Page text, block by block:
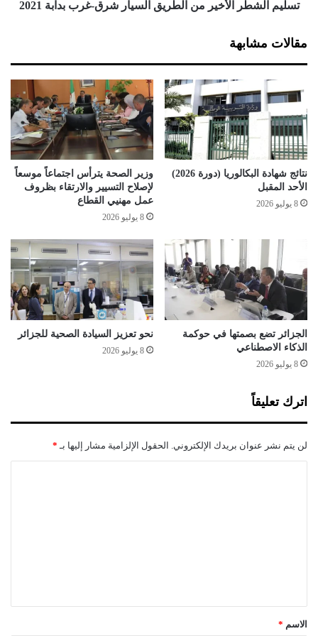
0
2
ف
ي
ا
ل
م
ك
ز
1
ع
ا
م
ا
أ
خ
ر
م
ن
ا
ل
ط
ر
ي
ي
ا
ر
ش
ر
ق
-
ب
ب
ا
تسليم الشطر الأخير من الطريق السيار شرق-غرب بدابة 2021
مقالات مشابهة
نتائج شهادة البكالوريا (دورة 2026)
الأحد المقبل
8 يوليو 2026
وزير الصحة يترأس اجتماعاً موسعاً
لإصلاح التسيير والارتقاء بظروف
عمل مهنيي القطاع
8 يوليو 2026
الجزائر تضع بصمتها في حوكمة
الذكاء الاصطناعي
8 يوليو 2026
نحو تعزيز السيادة الصحية للجزائر
8 يوليو 2026
اترك تعليقاً
لن يتم نشر عنوان بريدك الإلكتروني. الحقول الإلزامية مشار إليها بـ *
*الاسم *